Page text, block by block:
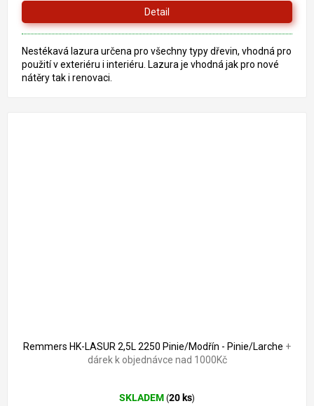
Detail
Nestékavá lazura určena pro všechny typy dřevin, vhodná pro
použití v exteriéru i interiéru. Lazura je vhodná jak pro nové
nátěry tak i renovaci.
Remmers HK-LASUR 2,5L 2250 Pinie/Modřín - Pinie/Larche +
dárek k objednávce nad 1000Kč
hodnocení
SKLADEM (20 ks)